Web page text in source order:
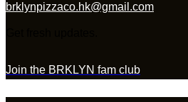
brklynpizzaco.hk@gmail.com
Join the BRKLYN fam club